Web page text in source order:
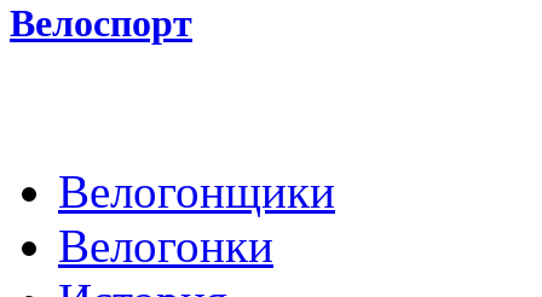
Велоспорт
Велогонщики
Велогонки